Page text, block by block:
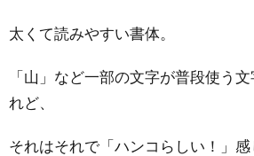
太くて読みやすい書体。
「山」など一部の文字が普段使う
れど、
それはそれで「ハンコらしい！」